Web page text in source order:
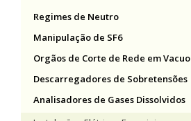
Regimes de Neutro
Manipulação de SF6
Orgãos de Corte de Rede em Vacuo
Descarregadores de Sobretensões
Analisadores de Gases Dissolvidos